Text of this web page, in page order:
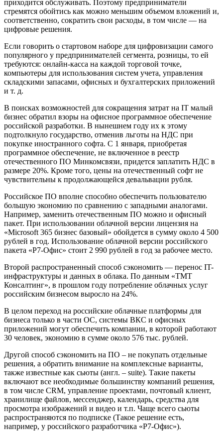
приходится обслуживать. Поэтому предприниматели
стремятся обойтись как можно меньшим объемом вложений и,
соответственно, сократить свои расходы, в том числе — на
цифровые решения.
Если говорить о стартовом наборе для цифровизации самого
популярного у предпринимателей сегмента, розницы, то ей
требуются: онлайн-касса на каждой торговой точке,
компьютеры для использования систем учета, управления
складскими запасами, офисных и бухгалтерских приложений
и т. д.
В поисках возможностей для сокращения затрат на IT малый
бизнес обратил взоры на офисное программное обеспечение
российской разработки. В нынешнем году их к этому
подтолкнуло государство, отменив льготы на НДС при
покупке иностранного софта. С 1 января, приобретая
программное обеспечение, не включенное в реестр
отечественного ПО Минкомсвязи, придется заплатить НДС в
размере 20%. Кроме того, цены на отечественный софт не
чувствительны к продолжающейся девальвации рубля.
Российское ПО вполне способно обеспечить пользователю
большую экономию по сравнению с западными аналогами.
Например, заменить отечественным ПО можно и офисный
пакет. При использовании облачной версии лицензия на
«Microsoft 365 бизнес базовый» обойдется в сумму около 4 500
рублей в год. Использование облачной версии российского
пакета «Р7-Офис» стоит 2 990 рублей в год за рабочее место.
Второй распространенный способ сэкономить — перенос IT-
инфраструктуры и данных в облака. По данным «ТМТ
Консалтинг», в прошлом году потребление облачных услуг
российским бизнесом выросло на 24%.
В целом переход на российские облачные платформы для
бизнеса только в части ОС, системы ВКС и офисных
приложений могут обеспечить компании, в которой работают
30 человек, экономию в сумме около 576 тыс. рублей.
Другой способ сэкономить на ПО – не покупать отдельные
решения, а обратить внимание на комплексные варианты,
также известные как сьюты (англ. – suite). Такие пакеты
включают все необходимые большинству компаний решения,
в том числе CRM, управление проектами, почтовый клиент,
хранилище файлов, мессенджер, календарь, средства для
просмотра изображений и видео и т.п. Чаще всего сьюты
распространяются по подписке (Такое решение есть,
например, у российского разработчика «Р7-Офис»).